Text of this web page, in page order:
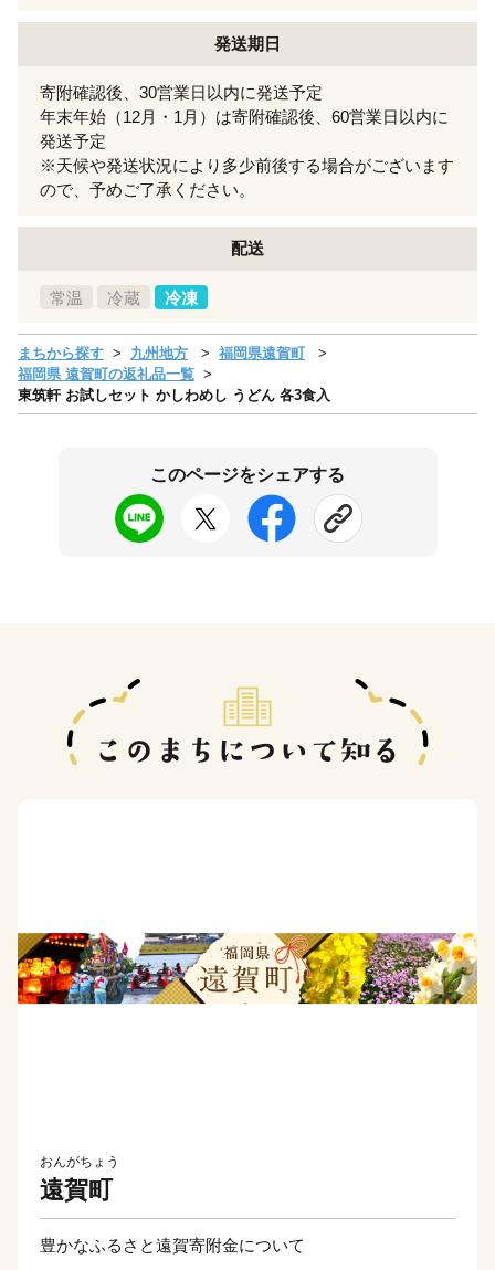
発送期日
寄附確認後、30営業日以内に発送予定
年末年始（12月・1月）は寄附確認後、60営業日以内に
発送予定
※天候や発送状況により多少前後する場合がございます
ので、予めご了承ください。
配送
常温 冷蔵 冷凍
まちから探す 九州地方
福岡県遠賀町
福岡県 遠賀町の返礼品一覧
東筑軒 お試しセット かしわめし うどん 各3食入
このページをシェアする
おんがちょう
遠賀町
豊かなふるさと遠賀寄附金について